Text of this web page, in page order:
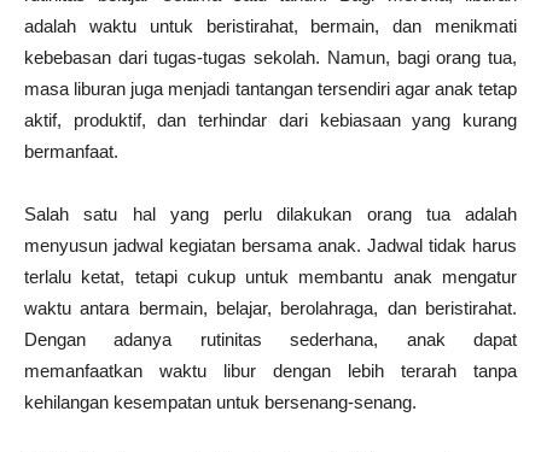
adalah waktu untuk beristirahat, bermain, dan menikmati
kebebasan dari tugas-tugas sekolah. Namun, bagi orang tua,
masa liburan juga menjadi tantangan tersendiri agar anak tetap
aktif, produktif, dan terhindar dari kebiasaan yang kurang
bermanfaat.
Salah satu hal yang perlu dilakukan orang tua adalah
menyusun jadwal kegiatan bersama anak. Jadwal tidak harus
terlalu ketat, tetapi cukup untuk membantu anak mengatur
waktu antara bermain, belajar, berolahraga, dan beristirahat.
Dengan adanya rutinitas sederhana, anak dapat
memanfaatkan waktu libur dengan lebih terarah tanpa
kehilangan kesempatan untuk bersenang-senang.